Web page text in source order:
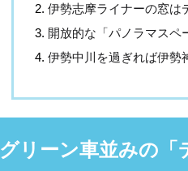
伊勢志摩ライナーの窓は
開放的な「パノラマスペ
伊勢中川を過ぎれば伊勢
グリーン車並みの「